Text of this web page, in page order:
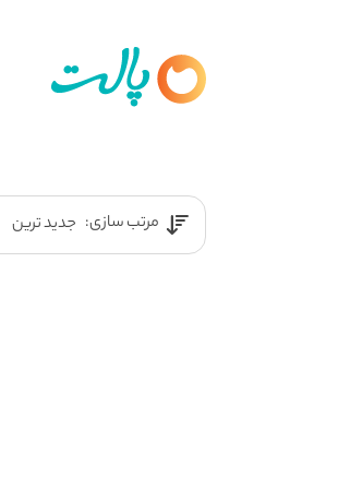
مرتب سازی: